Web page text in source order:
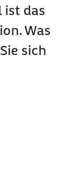
ist das
Was
sich